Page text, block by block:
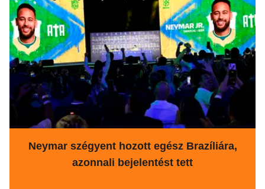
Neymar szégyent hozott egész Brazíliára,
azonnali bejelentést tett